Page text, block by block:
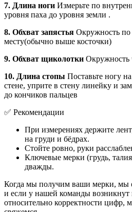
7. Длина ноги Измерьте по
уровня паха до уровня земли .
8. Обхват запястья Окружность по
месту(обычно выше косточки)
9. Обхват щиколотки Окружность
10. Длина стопы Поставьте ногу
стене, уприте в стену линейку и
до кончиков пальцев
✅ Рекомендации
При измерениях держите
на груди и бёдрах.
Стойте ровно, руки
Ключевые мерки (грудь,
дважды.
Когда мы получим ваши мерки, мы
и если у нашей команды
относительно корректности цифр,